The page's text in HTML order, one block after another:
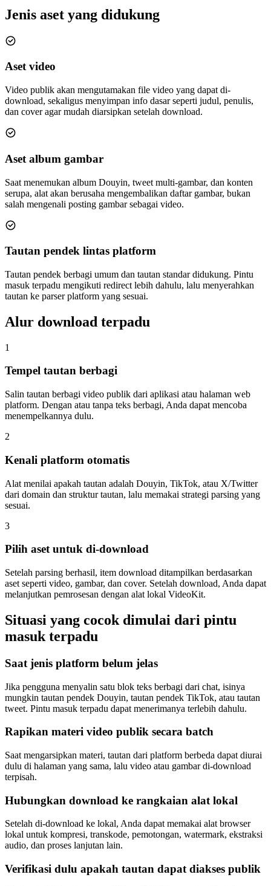
Jenis aset yang didukung
Aset video
Video publik akan mengutamakan file video yang dapat di-
download, sekaligus menyimpan info dasar seperti judul, penulis,
dan cover agar mudah diarsipkan setelah download.
Aset album gambar
Saat menemukan album Douyin, tweet multi-gambar, dan konten
serupa, alat akan berusaha mengembalikan daftar gambar, bukan
salah mengenali posting gambar sebagai video.
Tautan pendek lintas platform
Tautan pendek berbagi umum dan tautan standar didukung. Pintu
masuk terpadu mengikuti redirect lebih dahulu, lalu menyerahkan
tautan ke parser platform yang sesuai.
Alur download terpadu
1
Tempel tautan berbagi
Salin tautan berbagi video publik dari aplikasi atau halaman web
platform. Dengan atau tanpa teks berbagi, Anda dapat mencoba
menempelkannya dulu.
2
Kenali platform otomatis
Alat menilai apakah tautan adalah Douyin, TikTok, atau X/Twitter
dari domain dan struktur tautan, lalu memakai strategi parsing yang
sesuai.
3
Pilih aset untuk di-download
Setelah parsing berhasil, item download ditampilkan berdasarkan
aset seperti video, gambar, dan cover. Setelah download, Anda dapat
melanjutkan pemrosesan dengan alat lokal VideoKit.
Situasi yang cocok dimulai dari pintu
masuk terpadu
Saat jenis platform belum jelas
Jika pengguna menyalin satu blok teks berbagi dari chat, isinya
mungkin tautan pendek Douyin, tautan pendek TikTok, atau tautan
tweet. Pintu masuk terpadu dapat menerimanya terlebih dahulu.
Rapikan materi video publik secara batch
Saat mengarsipkan materi, tautan dari platform berbeda dapat diurai
dulu di halaman yang sama, lalu video atau gambar di-download
terpisah.
Hubungkan download ke rangkaian alat lokal
Setelah di-download ke lokal, Anda dapat memakai alat browser
lokal untuk kompresi, transkode, pemotongan, watermark, ekstraksi
audio, dan proses lanjutan lain.
Verifikasi dulu apakah tautan dapat diakses publik